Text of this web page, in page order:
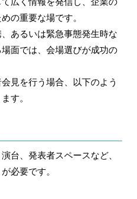
の重要な場です。
あるいは緊急事態発生時な
面では、会場選びが成功の
見を行う場合、以下のよう
す。
台、発表者スペースなど、
必要です。